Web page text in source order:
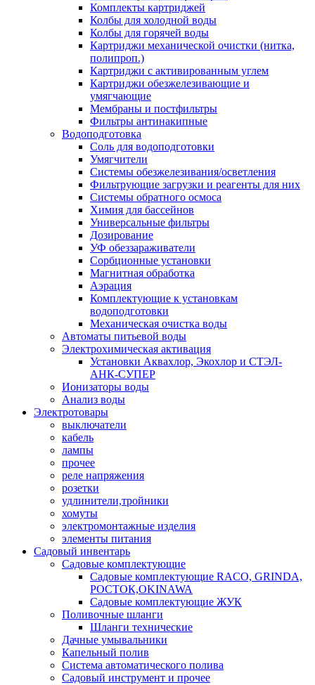
Комплекты картриджей
Колбы для холодной воды
Колбы для горячей воды
Картриджи механической очистки (нитка,
полипроп.)
Картриджи с активированным углем
Картриджи обезжелезивающие и
умягчающие
Мембраны и постфильтры
Фильтры антинакипные
Водоподготовка
Соль для водоподготовки
Умягчители
Системы обезжелезивания/осветления
Фильтрующие загрузки и реагенты для них
Системы обратного осмоса
Химия для бассейнов
Универсальные фильтры
Дозирование
УФ обеззараживатели
Сорбционные установки
Магнитная обработка
Аэрация
Комплектующие к установкам
водоподготовки
Механическая очистка воды
Автоматы питьевой воды
Электрохимическая активация
Установки Аквахлор, Экохлор и СТЭЛ-
АНК-СУПЕР
Ионизаторы воды
Анализ воды
Электротовары
выключатели
кабель
лампы
прочее
реле напряжения
розетки
удлинители,тройники
хомуты
электромонтажные изделия
элементы питания
Садовый инвентарь
Садовые комплектующие
Садовые комплектующие RACO, GRINDA,
РОСТОК,OKINAWA
Садовые комплектующие ЖУК
Поливочные шланги
Шланги технические
Дачные умывальники
Капельный полив
Система автоматического полива
Садовый инструмент и прочее